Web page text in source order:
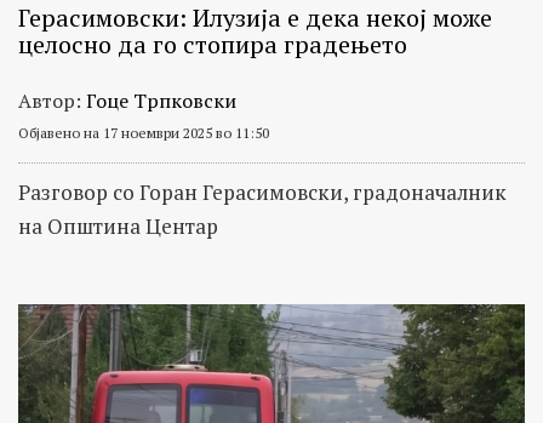
Герасимовски: Илузија е дека некој може
целосно да го стопира градењето
Автор: Гоце Трпковски
Објавено на 17 ноември 2025 во 11:50
Разговор со Горан Герасимовски, градоначалник
на Општина Центар